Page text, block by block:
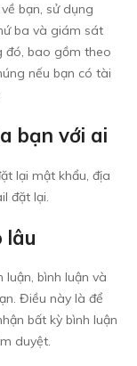
bạn, sử dụng
ba và giám sát
đó, bao gồm theo
nếu bạn có tài
bạn với ai
lại mật khẩu, địa
đặt lại.
lâu
luận, bình luận và
Điều này là để
bất kỳ bình luận
duyệt.